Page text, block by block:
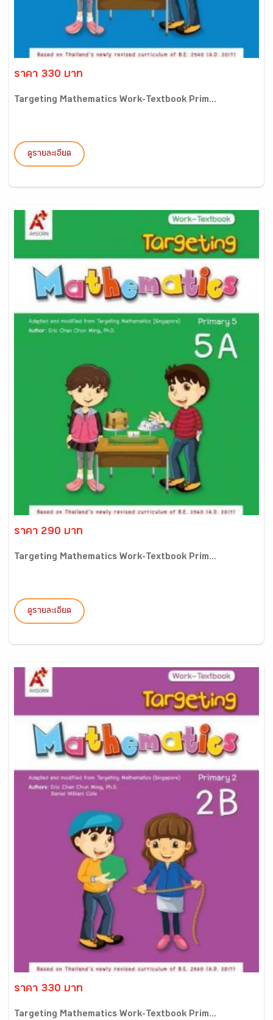
ราคา 330 บาท
Targeting Mathematics Work-Textbook Prim...
ดูรายละเอียด
ราคา 290 บาท
Targeting Mathematics Work-Textbook Prim...
ดูรายละเอียด
ราคา 330 บาท
Targeting Mathematics Work-Textbook Prim...